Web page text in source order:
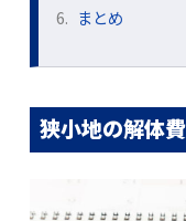
6. まとめ
狭小地の解体